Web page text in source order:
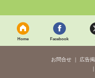
Home Facebook
お問合せ 広告